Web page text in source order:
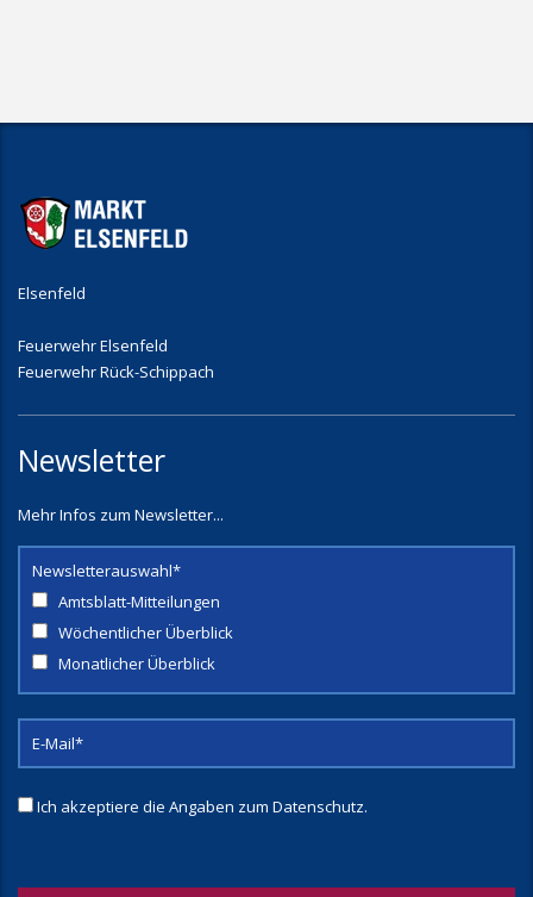
Elsenfeld
Feuerwehr Elsenfeld
Feuerwehr Rück-Schippach
Newsletter
Mehr Infos zum Newsletter...
Newsletterauswahl*
Amtsblatt-Mitteilungen
Wöchentlicher Überblick
Monatlicher Überblick
Ich akzeptiere die Angaben zum Datenschutz.